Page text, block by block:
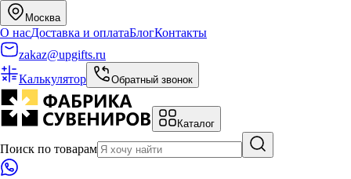
Москва
О насДоставка и оплатаБлогКонтакты
zakaz@upgifts.ru
Калькулятор
Обратный звонок
Каталог
Поиск по товарам